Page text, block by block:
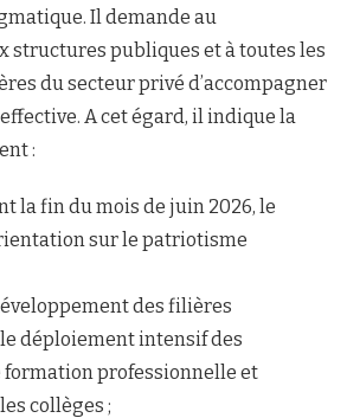
Il demande au
structures publiques et à toutes les
du secteur privé d’accompagner
A cet égard, il indique la
:
la fin du mois de juin 2026, le
sur le patriotisme
des filières
déploiement intensif des
formation professionnelle et
collèges ;